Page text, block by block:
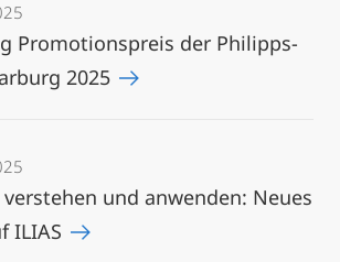
Promotionspreis der Philipps-
2025
verstehen und anwenden: Neues
ILIAS